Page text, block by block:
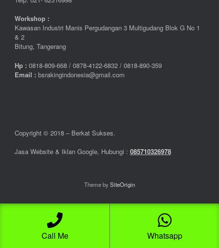
Workshop :
Kawasan Industri Manis Pergudangan 3 Multigudang Blok G No 1
& 2
Bitung, Tangerang
Hp : 0818-809-668 / 0878-4122-6832 / 0818-890-359
Email : bsrakingindonesia@gmail.com
Copyright © 2018 – Berkat Sukses.
Jasa Website & Iklan Google, Hubungi : 085710326978
Theme bySiteOrigin
Call Me Whatsapp